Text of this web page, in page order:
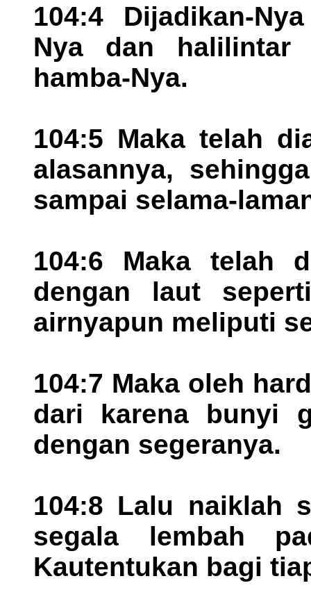
104:4 Dijadikan-
Nya dan halilintar
hamba-Nya.
104:5 Maka telah
alasannya,
sampai selama-
104:6 Maka telah
dengan laut
airnyapun meliputi
104:7 Maka oleh
dari karena bunyi
dengan segeranya.
104:8 Lalu naiklah
segala lembah
Kautentukan bagi